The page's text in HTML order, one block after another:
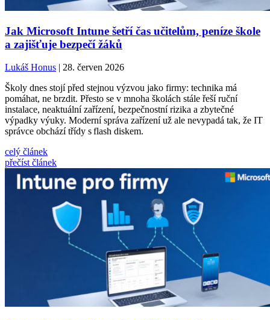
Jak Microsoft Intune šetří čas učitelům, peníze škole
a zajišťuje bezpečí žáků
Lukáš Honus | 28. červen 2026
Školy dnes stojí před stejnou výzvou jako firmy: technika má
pomáhat, ne brzdit. Přesto se v mnoha školách stále řeší ruční
instalace, neaktuální zařízení, bezpečnostní rizika a zbytečné
výpadky výuky. Moderní správa zařízení už ale nevypadá tak, že IT
správce obchází třídy s flash diskem.
celý článek
přečíst článek